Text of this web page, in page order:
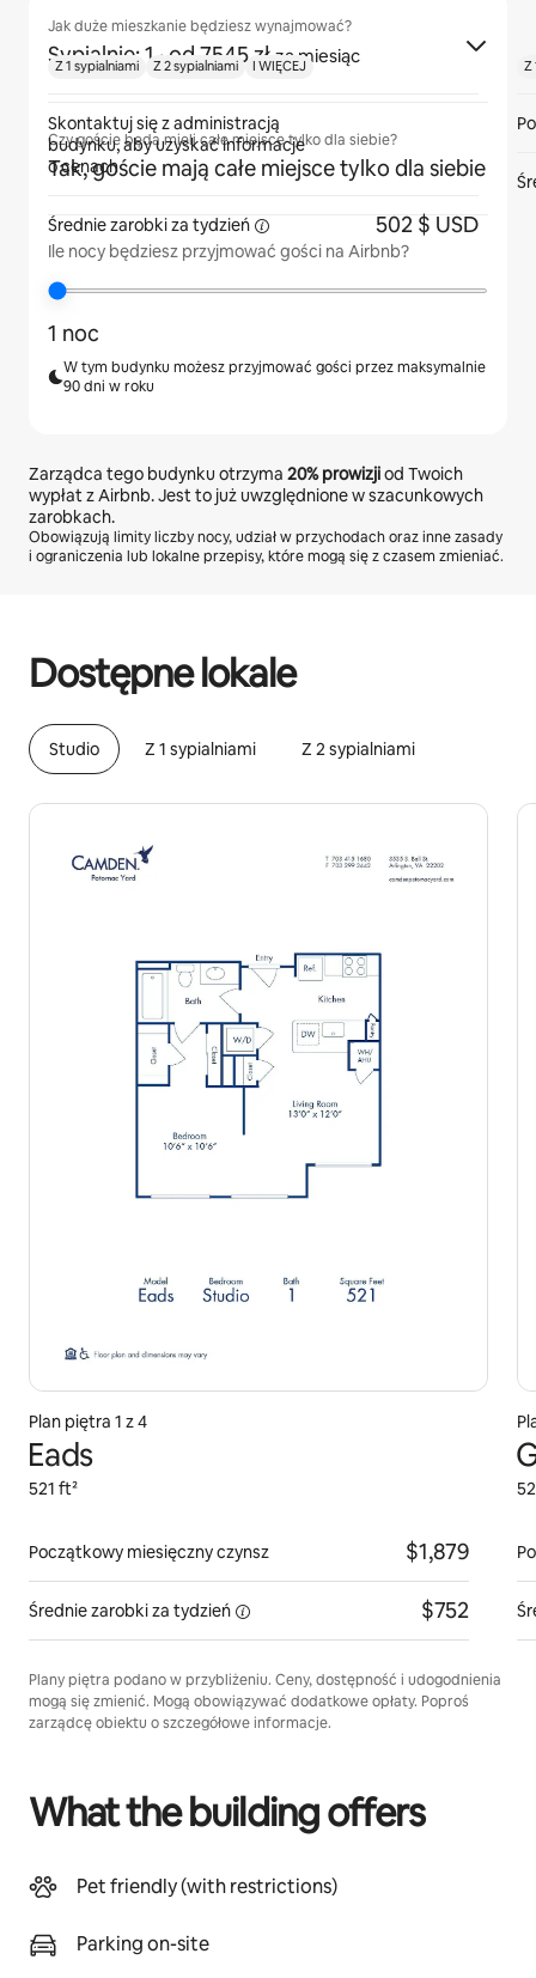
Jak duże mieszkanie będziesz wynajmować?
Sypialnie: 1 · od 7545 złza miesiąc
Czy goście będą mieli całe miejsce tylko dla siebie?
Tak, goście mają całe miejsce tylko dla siebie
Ile nocy będziesz przyjmować gości na Airbnb?
1 noc
W tym budynku możesz przyjmować gości przez maksymalnie
90 dni w roku
Zarządca tego budynku otrzyma 20%prowizjiod Twoich
wypłat z Airbnb. Jest to już uwzględnione w szacunkowych
zarobkach.
Obowiązują limity liczby nocy, udział w przychodach oraz inne zasady
i ograniczenia lub lokalne przepisy, które mogą się z czasem zmieniać.
Dostępne lokale
Studio Z 1 sypialniami Z 2 sypialniami
Plan piętra 1 z 4
Eads
521 ft²
Początkowy miesięczny czynsz $1,879
Średnie zarobki za tydzień $752
Plany piętra podano w przybliżeniu. Ceny, dostępność i udogodnienia
mogą się zmienić. Mogą obowiązywać dodatkowe opłaty. Poproś
zarządcę obiektu o szczegółowe informacje.
What the building offers
Pet friendly (with restrictions)
Parking on-site
Z 1 sypialniami Z 2 sypialniami I WIĘCEJ
Skontaktuj się z administracją
budynku, aby uzyskać informacje
o cenach
Średnie zarobki za tydzień 502 $ USD
Z